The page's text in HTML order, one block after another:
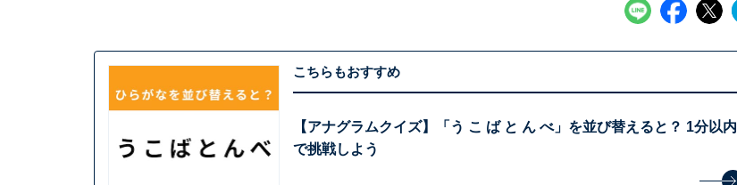
こちらもおすすめ
【アナグラムクイズ】「う こ ば と ん べ」を並び替えると？ 1分以内
で挑戦しよう